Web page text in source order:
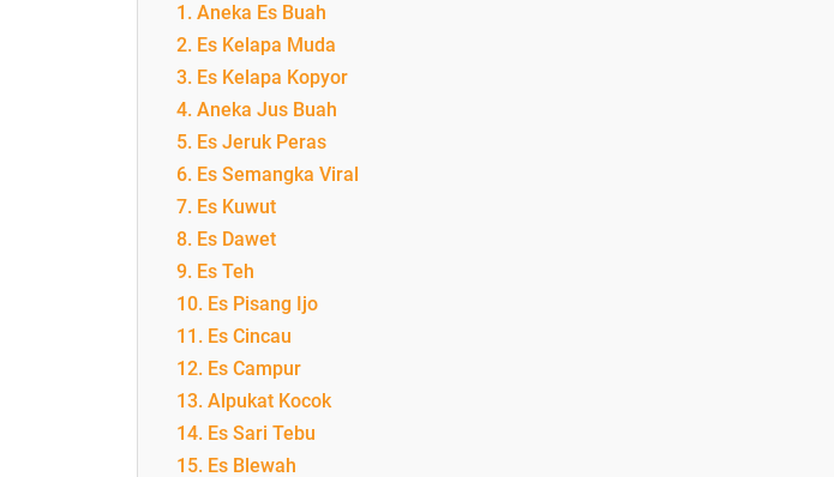
1. Aneka Es Buah
2. Es Kelapa Muda
3. Es Kelapa Kopyor
4. Aneka Jus Buah
5. Es Jeruk Peras
6. Es Semangka Viral
7. Es Kuwut
8. Es Dawet
9. Es Teh
10. Es Pisang Ijo
11. Es Cincau
12. Es Campur
13. Alpukat Kocok
14. Es Sari Tebu
15. Es Blewah